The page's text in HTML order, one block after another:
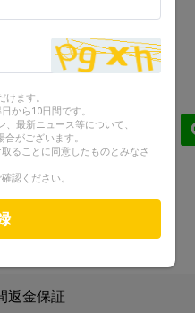
作成する
ログイン
ログイン
返金保証
ます。
から10日間です。
最新ニュース等について、
がございます。
ることに同意したものとみなさ
認ください。